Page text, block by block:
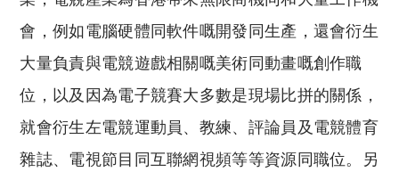
會，例如電腦硬體同軟件嘅開發同生產，還會衍生
大量負責與電競遊戲相關嘅美術同動畫嘅創作職
位，以及因為電子競賽大多數是現場比拼的關係，
就會衍生左電競運動員、教練、評論員及電競體育
雜誌、電視節目同互聯網視頻等等資源同職位。另